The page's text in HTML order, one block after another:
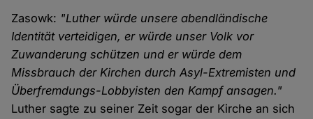
Zasowk: "Luther würde unsere abendländische
Identität verteidigen, er würde unser Volk vor
Zuwanderung schützen und er würde dem
Missbrauch der Kirchen durch Asyl-Extremisten und
Überfremdungs-Lobbyisten den Kampf ansagen."
Luther sagte zu seiner Zeit sogar der Kirche an sich